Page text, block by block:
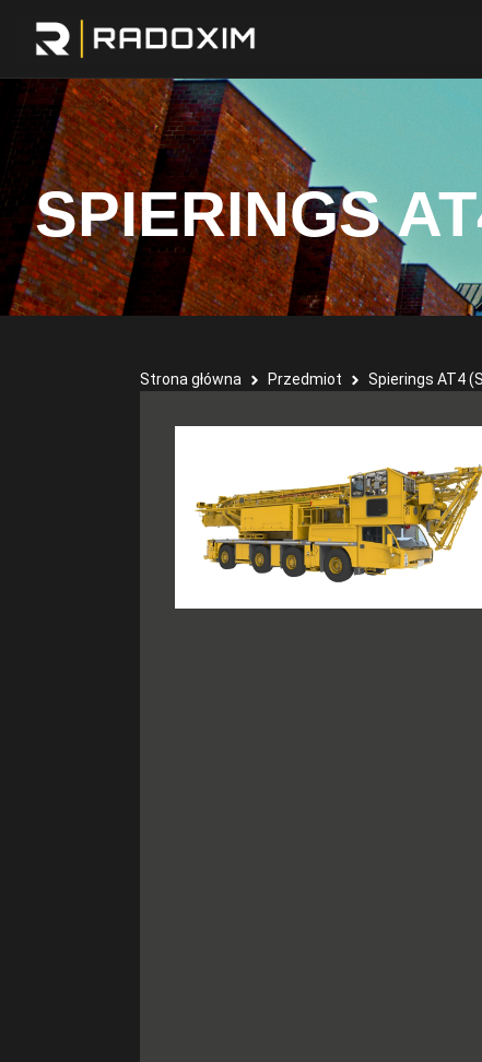
SPIERINGS
Strona główna Przedmiot Spierings AT4